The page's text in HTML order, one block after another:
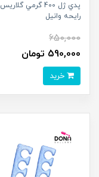
پدي ژل 400 گرمي گلاريس
رايحه وانيل
650,000
590,000 تومان